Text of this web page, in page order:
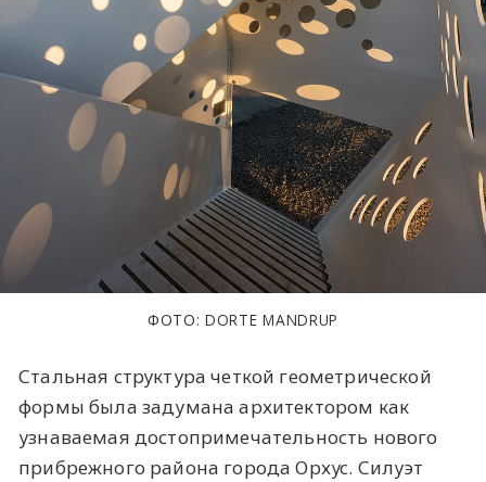
ФОТО: DORTE MANDRUP
Стальная структура четкой геометрической
формы была задумана архитектором как
узнаваемая достопримечательность нового
прибрежного района города Орхус. Силуэт